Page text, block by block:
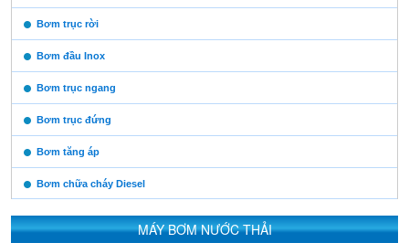
Bơm trục rời
Bơm đầu Inox
Bơm trục ngang
Bơm trục đứng
Bơm tăng áp
Bơm chữa cháy Diesel
MÁY BƠM NƯỚC THẢI